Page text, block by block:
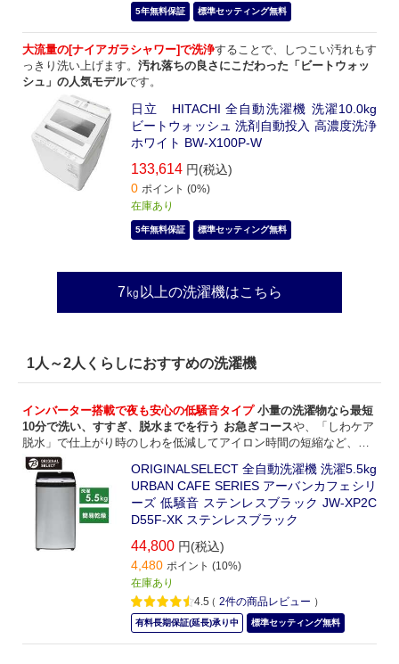
5年無料保証 標準セッティング無料
大流量の[ナイアガラシャワー]で洗浄することで、しつこい汚れもす
っきり洗い上げます。 汚れ落ちの良さにこだわった「ビートウォッ
シュ」の人気モデルです。
日立 HITACHI 全自動洗濯機 洗濯10.0kg
ビートウォッシュ 洗剤自動投入 高濃度洗浄
ホワイト BW-X100P-W
133,614 円(税込)
0 ポイント (0%)
在庫あり
5年無料保証 標準セッティング無料
7㎏以上の洗濯機はこちら
1人～2人くらしにおすすめの洗濯機
インバーター搭載で夜も安心の低騒音タイプ小量の洗濯物なら最短
10分で洗い、すすぎ、脱水までを行う お急ぎコースや、「しわケア
脱水」で仕上がり時のしわを低減してアイロン時間の短縮など、ち
ょっとうれしい小型洗濯機です。
ORIGINALSELECT 全自動洗濯機 洗濯5.5kg
URBAN CAFE SERIES アーバンカフェシリ
ーズ 低騒音 ステンレスブラック JW-XP2C
D55F-XK ステンレスブラック
44,800 円(税込)
4,480 ポイント (10%)
在庫あり
4.5（ 2件の商品レビュー ）
有料長期保証(延長)承り中 標準セッティング無料